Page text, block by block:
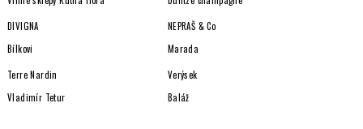
DIVIGNA
NEPRAŠ & Co
Bílkovi
Marada
Terre Nardin
Verýsek
Vladimír Tetur
Baláž